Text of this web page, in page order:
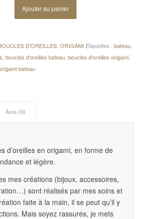
Ajouter au panier
D'OREILLES, ORIGAMI Étiquettes : bateau,
boucles d'oreilles bateau, boucles d'oreilles origami,
origami bateau
Avis (0)
d’oreilles en origami, en forme de
et légère.
mes créations (bijoux, accessoires,
sont réalisés par mes soins et
faite à la main, il se peut qu’il y
Mais soyez rassurés, je mets